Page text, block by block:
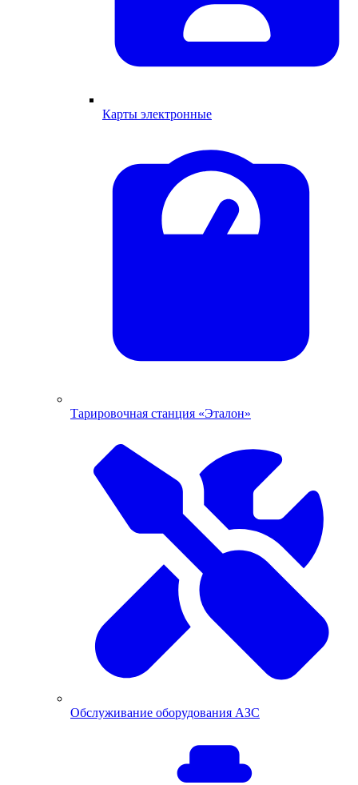
Карты электронные
Тарировочная станция «Эталон»
Обслуживание оборудования АЗС